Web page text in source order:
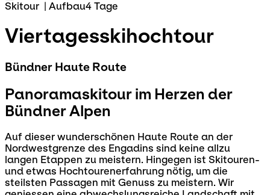
Skitour | Aufbau4 Tage
Viertagesskihochtour
Bündner Haute Route
Panoramaskitour im Herzen der
Bündner Alpen
Auf dieser wunderschönen Haute Route an der
Nordwestgrenze des Engadins sind keine allzu
langen Etappen zu meistern. Hingegen ist Skitouren-
und etwas Hochtourenerfahrung nötig, um die
steilsten Passagen mit Genuss zu meistern. Wir